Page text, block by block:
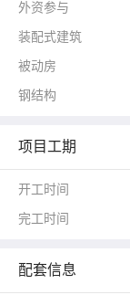
外资参与
装配式建筑
被动房
钢结构
项目工期
开工时间
完工时间
配套信息